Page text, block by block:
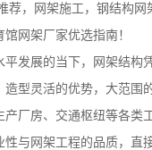
，网架施工，钢结构网
网架厂家优选指南！
展的当下，网架结构凭
造型灵活的优势，大范围
厂房、交通枢纽等各类
性与网架工程的品质，直